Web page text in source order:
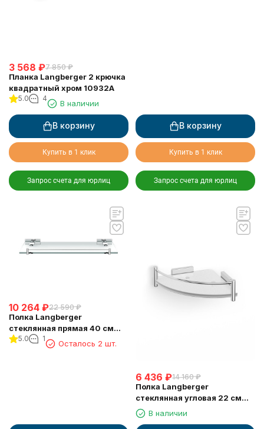
3 568 ₽7 850 ₽
Планка Langberger 2 крючка
квадратный хром 10932A
5.0 4
В наличии
В корзину
Купить в 1 клик
Запрос счета для юрлиц
В корзину
Купить в 1 клик
Запрос счета для юрлиц
10 264 ₽22 590 ₽
Полка Langberger
стеклянная прямая 40 см
10951D
5.0 1
Осталось 2 шт.
6 436 ₽14 160 ₽
Полка Langberger
стеклянная угловая 22 см
10951BВ наличии